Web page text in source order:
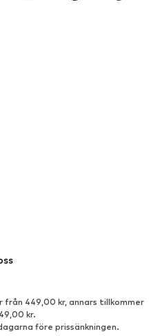
Populärt
Stövletter
449,00 kr, annars tillkommer
kr.
före prissänkningen.